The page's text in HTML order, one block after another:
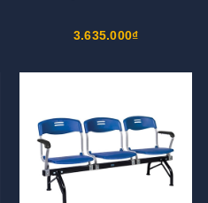
3.635.000₫